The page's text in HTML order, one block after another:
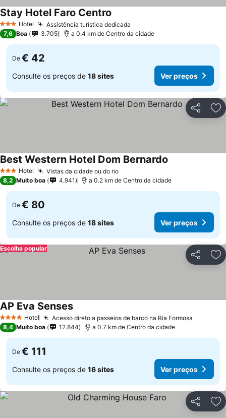
3 EstrelasHotel Assistência turística dedicada
Stay Hotel Faro Centro
7,6 Boa 3.705 a 0.4 km de Centro da cidade
De € 42
Consulte os preços de 18 sites Ver preços
Partilhar
3 EstrelasHotel Vistas da cidade ou do rio
Best Western Hotel Dom Bernardo
8,2 Muito boa 4.941 a 0.2 km de Centro da cidade
De € 80
Consulte os preços de 18 sites Ver preços
Partilhar
Escolha popular
4 EstrelasHotel Acesso direto a passeios de barco na Ria Formosa
AP Eva Senses
8,4 Muito boa 12.844 a 0.7 km de Centro da cidade
De € 111
Consulte os preços de 16 sites Ver preços
Partilhar